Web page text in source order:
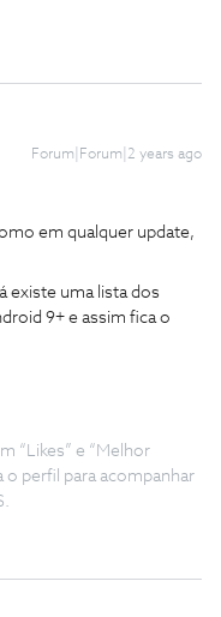
Forum|Forum|2 years ago
em qualquer update,
existe uma lista dos
9+ e assim fica o
“Likes” e “Melhor
o perfil para acompanhar